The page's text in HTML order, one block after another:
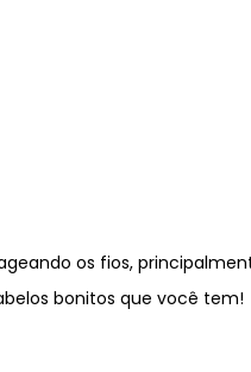
os fios,
bonitos que você tem!